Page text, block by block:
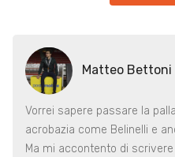
Matteo Bettoni
Vorrei sapere passare la
acrobazia come Belinelli e
Ma mi accontento di